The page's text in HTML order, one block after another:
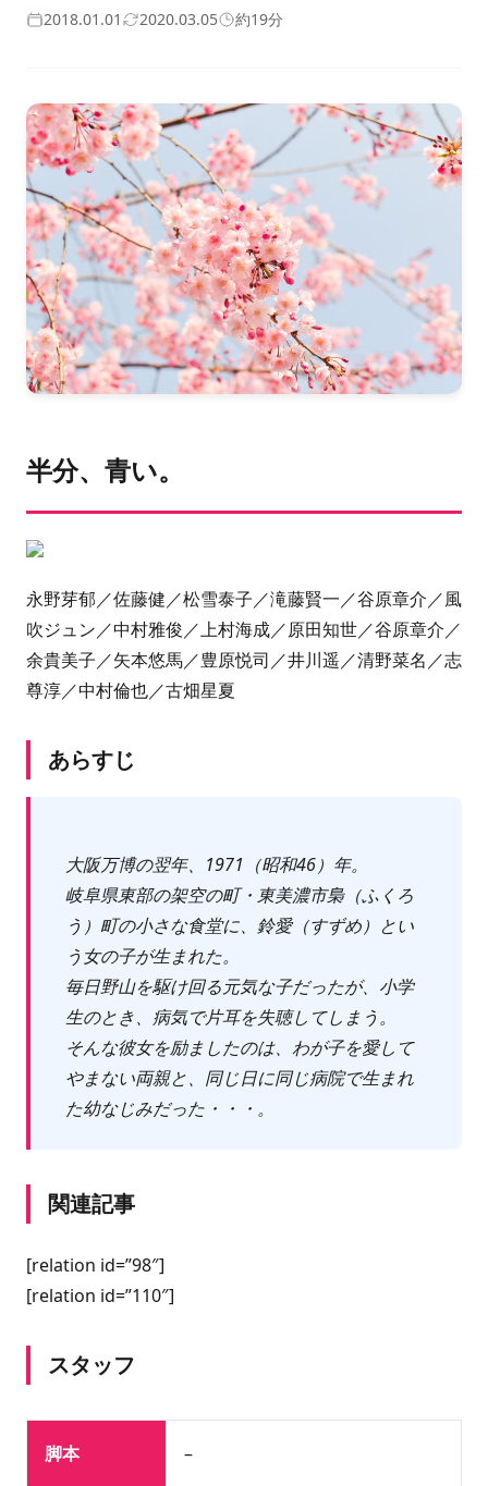
2018.01.01 2020.03.05 約19分
半分、青い。
永野芽郁／佐藤健／松雪泰子／滝藤賢一／谷原章介／風
吹ジュン／中村雅俊／上村海成／原田知世／谷原章介／
余貴美子／矢本悠馬／豊原悦司／井川遥／清野菜名／志
尊淳／中村倫也／古畑星夏
あらすじ
大阪万博の翌年、1971（昭和46）年。
岐阜県東部の架空の町・東美濃市梟（ふくろ
う）町の小さな食堂に、鈴愛（すずめ）とい
う女の子が生まれた。
毎日野山を駆け回る元気な子だったが、小学
生のとき、病気で片耳を失聴してしまう。
そんな彼女を励ましたのは、わが子を愛して
やまない両親と、同じ日に同じ病院で生まれ
た幼なじみだった・・・。
関連記事
[relation id=”98″]
[relation id=”110″]
スタッフ
脚本 –